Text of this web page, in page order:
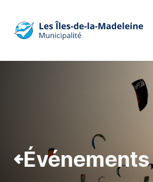
Événements